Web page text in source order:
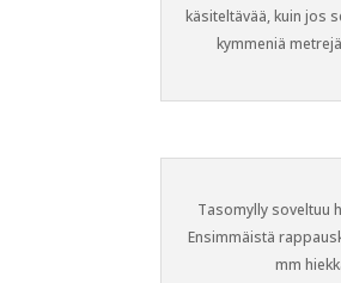
käsiteltävää, kuin jos
kymmeniä
Tasomylly soveltuu
Ensimmäistä
mm